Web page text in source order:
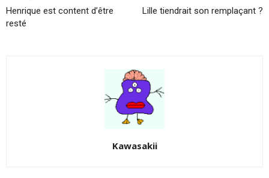
Henrique est content d’être
resté
Lille tiendrait son remplaçant ?
Kawasakii